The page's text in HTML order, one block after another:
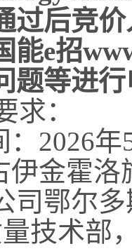
过后竞
能e招
题等进
求：
2026年
伊金霍
司鄂尔
技术部